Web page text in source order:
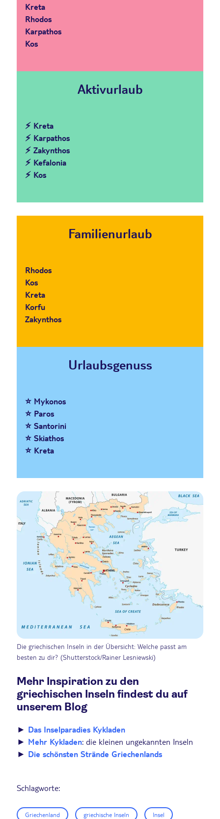
Kreta
Rhodos
Karpathos
Kos
Aktivurlaub
⚡ Kreta
⚡ Karpathos
⚡ Zakynthos
⚡ Kefalonia
⚡ Kos
Familienurlaub
Rhodos
Kos
Kreta
Korfu
Zakynthos
Urlaubsgenuss
⭐ Mykonos
⭐ Paros
⭐ Santorini
⭐ Skiathos
⭐ Kreta
Die griechischen Inseln in der Übersicht: Welche passt am
besten zu dir? (Shutterstock/Rainer Lesniewski)
Mehr Inspiration zu den
griechischen Inseln findest du auf
unserem Blog
► Das Inselparadies Kykladen
► Mehr Kykladen: die kleinen ungekannten Inseln
► Die schönsten Strände Griechenlands
Schlagworte:
Griechenland griechische Inseln Insel